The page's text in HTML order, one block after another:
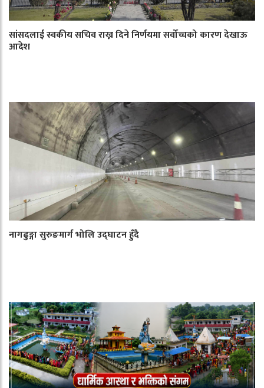
सांसदलाई स्वकीय सचिव राख्न दिने निर्णयमा सर्वोच्चको कारण देखाऊ
आदेश
नागढुङ्गा सुरुङमार्ग भोलि उद्घाटन हुँदै